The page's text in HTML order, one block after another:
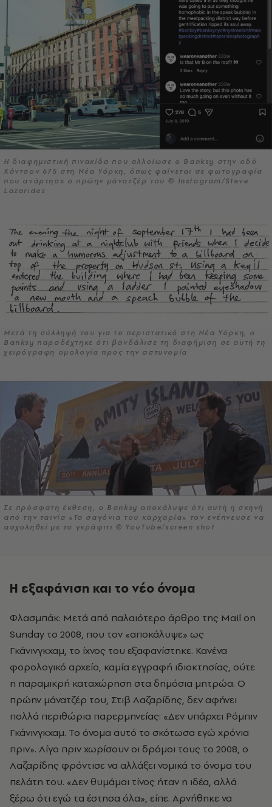
Η διαφημιστική πινακίδα που αλλοίωσε ο Banksy στην οδό
Χάντσον 675 στη Νέα Υόρκη, όπως φαίνεται σε φωτογραφία
που ανάρτησε ο πρώην μάνατζέρ του © Instagram/Steve
Lazarides
Μετά τη σύλληψή του για το περιστατικό στη Νέα Υόρκη, ο
Banksy παραδέχτηκε ότι βανδάλισε τη διαφήμιση σε αυτή τη
χειρόγραφη ομολογία προς την αστυνομία
Σε πρόσφατη έκθεση, ο Banksy αποκάλυψε ότι αυτή η σκηνή
από την ταινία «Τα σαγόνια του καρχαρία» τον ενέπνευσε να
ασχοληθεί με το γκράφιτι © YouTube/screen shot
Η εξαφάνιση και το νέο όνομα
Φλασμπάκ: Μετά από παλαιότερο άρθρο της Mail on
Sunday το 2008, που τον «αποκάλυψε» ως
Γκάνινγκχαμ, το ίχνος του εξαφανίστηκε. Κανένα
φορολογικό αρχείο, καμία εγγραφή ιδιοκτησίας, ούτε
η παραμικρή καταχώρηση στα δημόσια μητρώα. Ο
πρώην μάνατζέρ του, Στιβ Λαζαρίδης, δεν αφήνει
πολλά περιθώρια παρερμηνείας: «Δεν υπάρχει Ρόμπιν
Γκάνινγκχαμ. Το όνομα αυτό το σκότωσα εγώ χρόνια
πριν». Λίγο πριν χωρίσουν οι δρόμοι τους το 2008, ο
Λαζαρίδης φρόντισε να αλλάξει νομικά το όνομα του
πελάτη του. «Δεν θυμάμαι τίνος ήταν η ιδέα, αλλά
ξέρω ότι εγώ τα έστησα όλα», είπε. Αρνήθηκε να